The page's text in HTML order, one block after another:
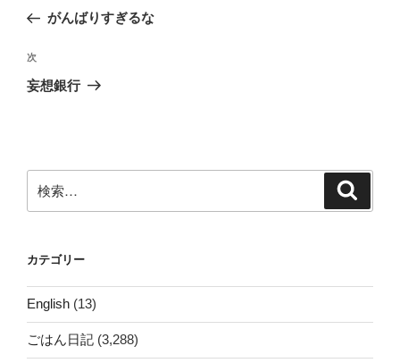
ナ
ビ
ゲ
ン
の
稿
がんばりすぎるな
次
の
次
妄想銀行
索:
カテゴリー
English (13)
ごはん日記 (3,288)